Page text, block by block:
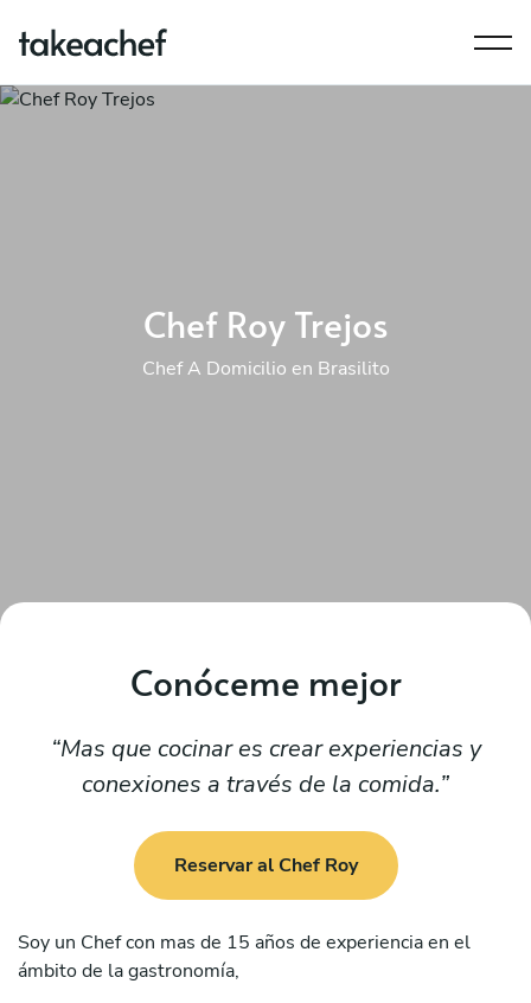
Chef Roy Trejos
Chef A Domicilio en Brasilito
Conóceme mejor
Mas que cocinar es crear experiencias y
conexiones a través de la comida.
Reservar al Chef Roy
Soy un Chef con mas de 15 años de experiencia en el
ámbito de la gastronomía,